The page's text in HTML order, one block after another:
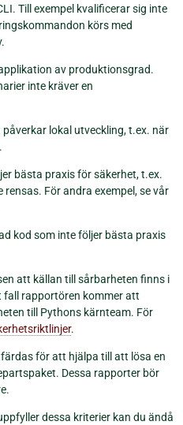
Till exempel kvalificerar sig inte
körs med
av produktionsgrad.
inte kräver en
lokal utveckling, t.ex. när
.
bästa praxis för säkerhet, t.ex.
För andra exempel, se vår
kod som inte följer bästa praxis
att källan till sårbarheten finns i
fall rapportören kommer att
till Pythons kärnteam. För
.
för att hjälpa till att lösa en
Dessa rapporter bör
dessa kriterier kan du ändå